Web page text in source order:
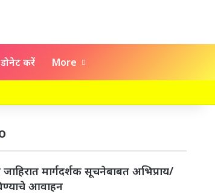
डोनेट करें More
मार्गदर्शक सूचनेबाबत अभिप्राय/
आवाहन